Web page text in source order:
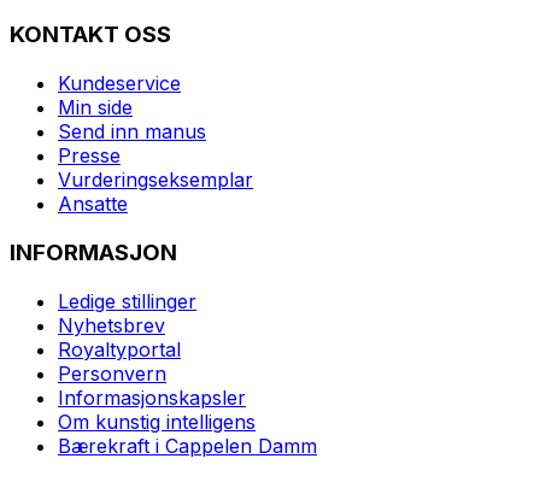
KONTAKT OSS
Kundeservice
Min side
Send inn manus
Presse
Vurderingseksemplar
Ansatte
INFORMASJON
Ledige stillinger
Nyhetsbrev
Royaltyportal
Personvern
Informasjonskapsler
Om kunstig intelligens
Bærekraft i Cappelen Damm